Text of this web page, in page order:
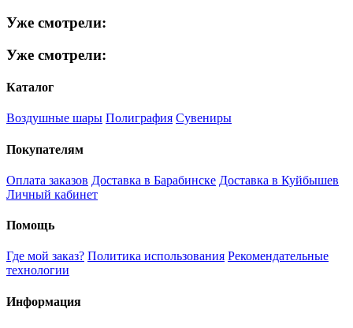
Уже смотрели:
Уже смотрели:
Каталог
Воздушные шары Полиграфия Сувениры
Покупателям
Оплата заказов Доставка в Барабинске Доставка в Куйбышев
Личный кабинет
Помощь
Где мой заказ? Политика использования Рекомендательные
технологии
Информация